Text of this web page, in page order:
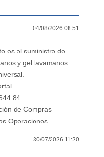
04/08/2026 08:51
es el suministro de
y gel lavamanos
de Compras
Operaciones
30/07/2026 11:20